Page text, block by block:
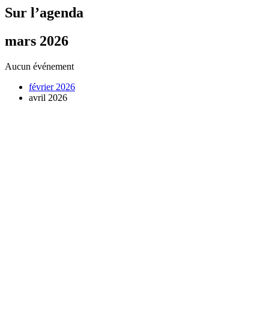
Sur l’agenda
mars 2026
Aucun événement
février 2026
avril 2026